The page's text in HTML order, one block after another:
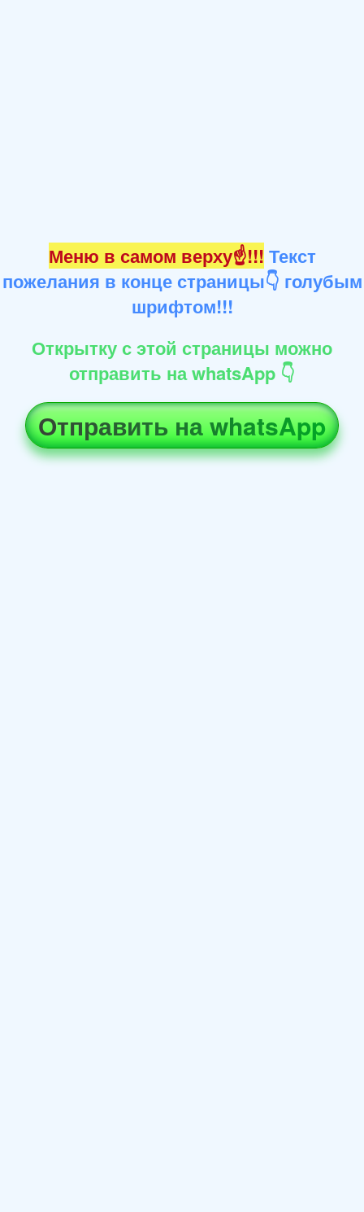
Меню в самом верху☝!!! Текст
пожелания в конце страницы👇 голубым
шрифтом!!!
Открытку с этой страницы можно
отправить на whatsApp 👇
Отправить на whatsApp